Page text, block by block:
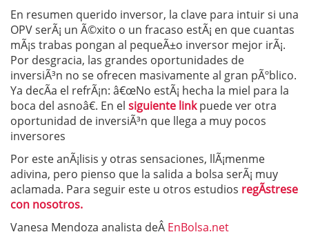
En resumen querido inversor, la clave para intuir si una
OPV serÃ¡ un Ã©xito o un fracaso estÃ¡ en que cuantas
mÃ¡s trabas pongan al pequeÃ±o inversor mejor irÃ¡.
Por desgracia, las grandes oportunidades de
inversiÃ³n no se ofrecen masivamente al gran pÃºblico.
Ya decÃ­a el refrÃ¡n: â€œNo estÃ¡ hecha la miel para la
boca del asnoâ€. En el siguiente linkpuede ver otra
oportunidad de inversiÃ³n que llega a muy pocos
inversores
Por este anÃ¡lisis y otras sensaciones, llÃ¡menme
adivina, pero pienso que la salida a bolsa serÃ¡ muy
aclamada. Para seguir este u otros estudios regÃ­strese
con nosotros.
Vanesa Mendoza analista deÂ EnBolsa.net